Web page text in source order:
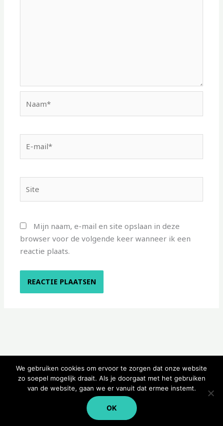
mail*
Mijn naam, e-mail en site opslaan in deze
browser voor de volgende keer wanneer ik een
reactie plaats.
Copyright © 2026 Kampeerwinkeltje
We gebruiken cookies om ervoor te zorgen dat onze website
zo soepel mogelijk draait. Als je doorgaat met het gebruiken
van de website, gaan we er vanuit dat ermee instemt.
OK